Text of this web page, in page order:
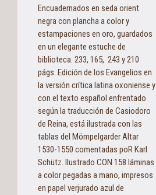
Encuadernados en seda orient
negra con plancha a color y
estampaciones en oro, guardados
en un elegante estuche de
biblioteca. 233, 165, 243 y 210
págs. Edición de los Evangelios en
la versión crítica latina oxoniense y
con el texto español enfrentado
según la traducción de Casiodoro
de Reina, está ilustrada con las
tablas del Mömpelgarder Altar
1530-1550 comentadas poR Karl
Schütz. Ilustrado CON 158 láminas
a color pegadas a mano, impresos
en papel verjurado azul de